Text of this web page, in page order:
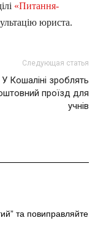
«Питання-
юриста.
Следующая статья
У Кошаліні зроблять
проїзд для
учнів
та повиправляйте